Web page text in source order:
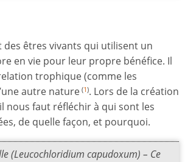
des êtres vivants qui utilisent un
en vie pour leur propre bénéfice. Il
trophique (comme les
autre nature (1). Lors de la création
nous faut réfléchir à qui sont les
de quelle façon, et pourquoi.
(Leucochloridium capudoxum) – Ce